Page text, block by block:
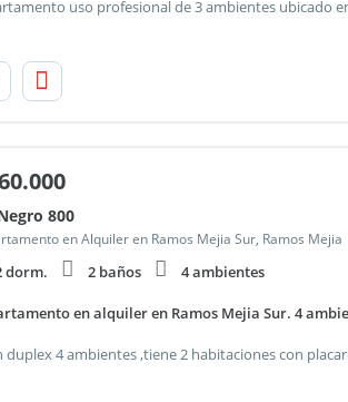
800
en Alquiler en Ramos Mejia Sur, Ramos Mejia
dorm. 2 baños 4 ambientes
en alquiler en Ramos Mejia Sur. 4